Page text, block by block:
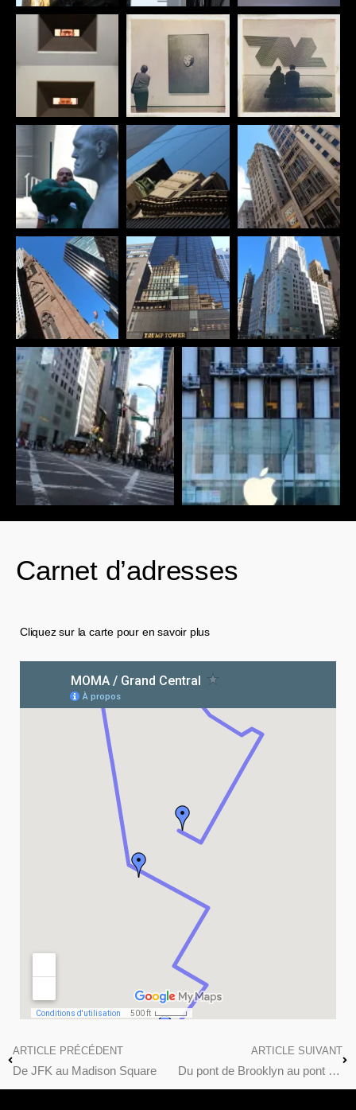
Carnet d’adresses
Cliquez sur la carte pour en savoir plus
ARTICLE PRÉCÉDENT
De JFK au Madison Square
ARTICLE SUIVANT
Du pont de Brooklyn au pont de Brooklyn